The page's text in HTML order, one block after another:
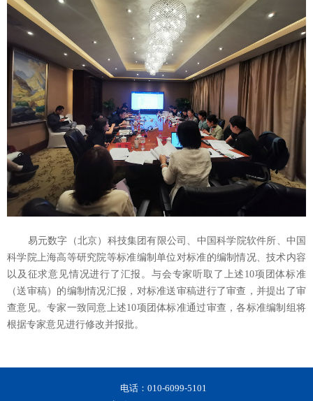
易元数字（北京）科技集团有限公司、中国科学院软件所、中国
科学院上海高等研究院等标准编制单位对标准的编制情况、技术内容
以及征求意见情况进行了汇报。与会专家听取了上述10项团体标准
（送审稿）的编制情况汇报，对标准送审稿进行了审查，并提出了审
查意见。专家一致同意上述10项团体标准通过审查，各标准编制组将
根据专家意见进行修改并报批。
电话：010-6099-5101